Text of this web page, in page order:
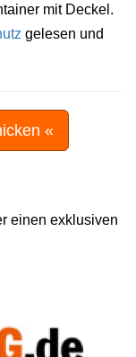
mit Deckel.
gelesen und
«
einen exklusiven